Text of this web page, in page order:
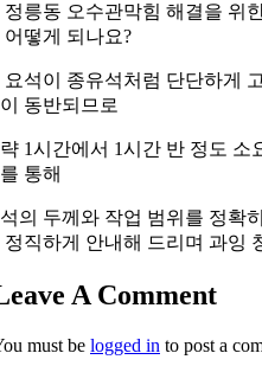
정릉동 오수관막힘 해결을 위
어떻게 되나요?
요석이 종유석처럼 단단하게
동반되므로
1시간에서 1시간 반 정도 소
통해
의 두께와 작업 범위를 정확
정직하게 안내해 드리며 과잉
A Comment
must be logged in to post a